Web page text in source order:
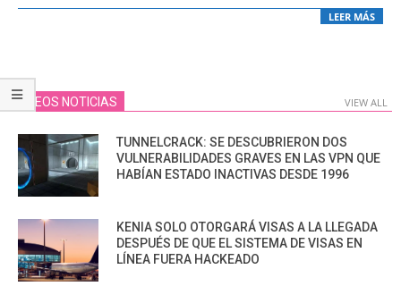
LEER MÁS
VIDEOS NOTICIAS VIEW ALL
TUNNELCRACK: SE DESCUBRIERON DOS
VULNERABILIDADES GRAVES EN LAS VPN QUE
HABÍAN ESTADO INACTIVAS DESDE 1996
KENIA SOLO OTORGARÁ VISAS A LA LLEGADA
DESPUÉS DE QUE EL SISTEMA DE VISAS EN
LÍNEA FUERA HACKEADO